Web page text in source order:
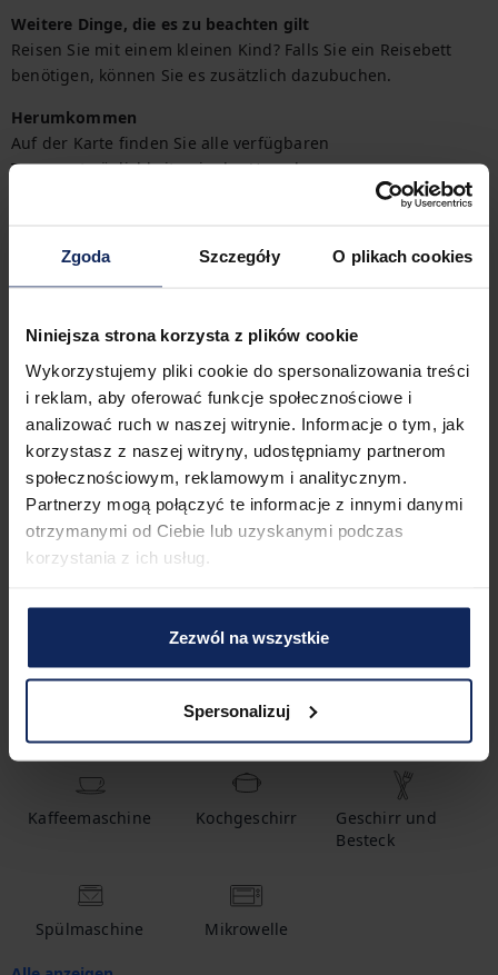
Zgoda Szczegóły O plikach cookies
Niniejsza strona korzysta z plików cookie
Wykorzystujemy pliki cookie do spersonalizowania treści
i reklam, aby oferować funkcje społecznościowe i
analizować ruch w naszej witrynie. Informacje o tym, jak
korzystasz z naszej witryny, udostępniamy partnerom
społecznościowym, reklamowym i analitycznym.
Partnerzy mogą połączyć te informacje z innymi danymi
otrzymanymi od Ciebie lub uzyskanymi podczas
korzystania z ich usług.
Zezwól na wszystkie
Spersonalizuj
Weitere Dinge, die es zu beachten gilt
Reisen Sie mit einem kleinen Kind? Falls Sie ein Reisebett
benötigen, können Sie es zusätzlich dazubuchen.
Herumkommen
Auf der Karte finden Sie alle verfügbaren
Transportmöglichkeiten in der Umgebung.
Check-out: 11:00
Merkmale der Immobilie
1 Schlafzimmer 2 Betten
1 Badezimmer
Kaffeemaschine Kochgeschirr
Geschirr und
Besteck
Spülmaschine Mikrowelle